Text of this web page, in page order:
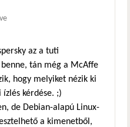
az a tuti
tán még a McAffe
hogy melyiket nézik ki
kérdése. ;)
de Debian-alapú Linux-
a kimenetből,